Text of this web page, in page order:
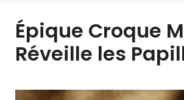
Épique Croque
Réveille les